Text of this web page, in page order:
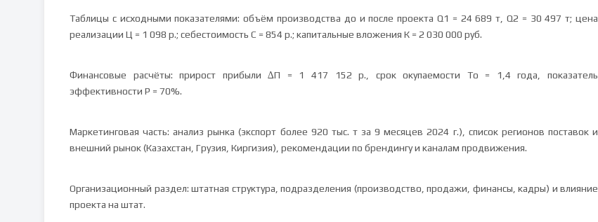
Таблицы с исходными показателями: объём производства до и после проекта Q1 = 24 689 т, Q2 = 30 497 т; цена
реализации Ц = 1 098 р.; себестоимость С = 854 р.; капитальные вложения К = 2 030 000 руб.
Финансовые расчёты: прирост прибыли ∆П = 1 417 152 р., срок окупаемости То = 1,4 года, показатель
эффективности Р = 70%.
Маркетинговая часть: анализ рынка (экспорт более 920 тыс. т за 9 месяцев 2024 г.), список регионов поставок и
внешний рынок (Казахстан, Грузия, Киргизия), рекомендации по брендингу и каналам продвижения.
Организационный раздел: штатная структура, подразделения (производство, продажи, финансы, кадры) и влияние
проекта на штат.